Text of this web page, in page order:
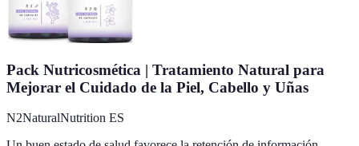
Pack Nutricosmética | Tratamiento Natural para
Mejorar el Cuidado de la Piel, Cabello y Uñas
N2NaturalNutrition ES